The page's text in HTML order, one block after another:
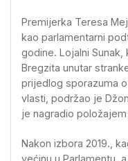
Premijerka Teresa
kao parlamentarni
godine. Lojalni
Bregzita unutar
prijedlog sporazuma
vlasti, podržao je
je nagradio
Nakon izbora 2019.,